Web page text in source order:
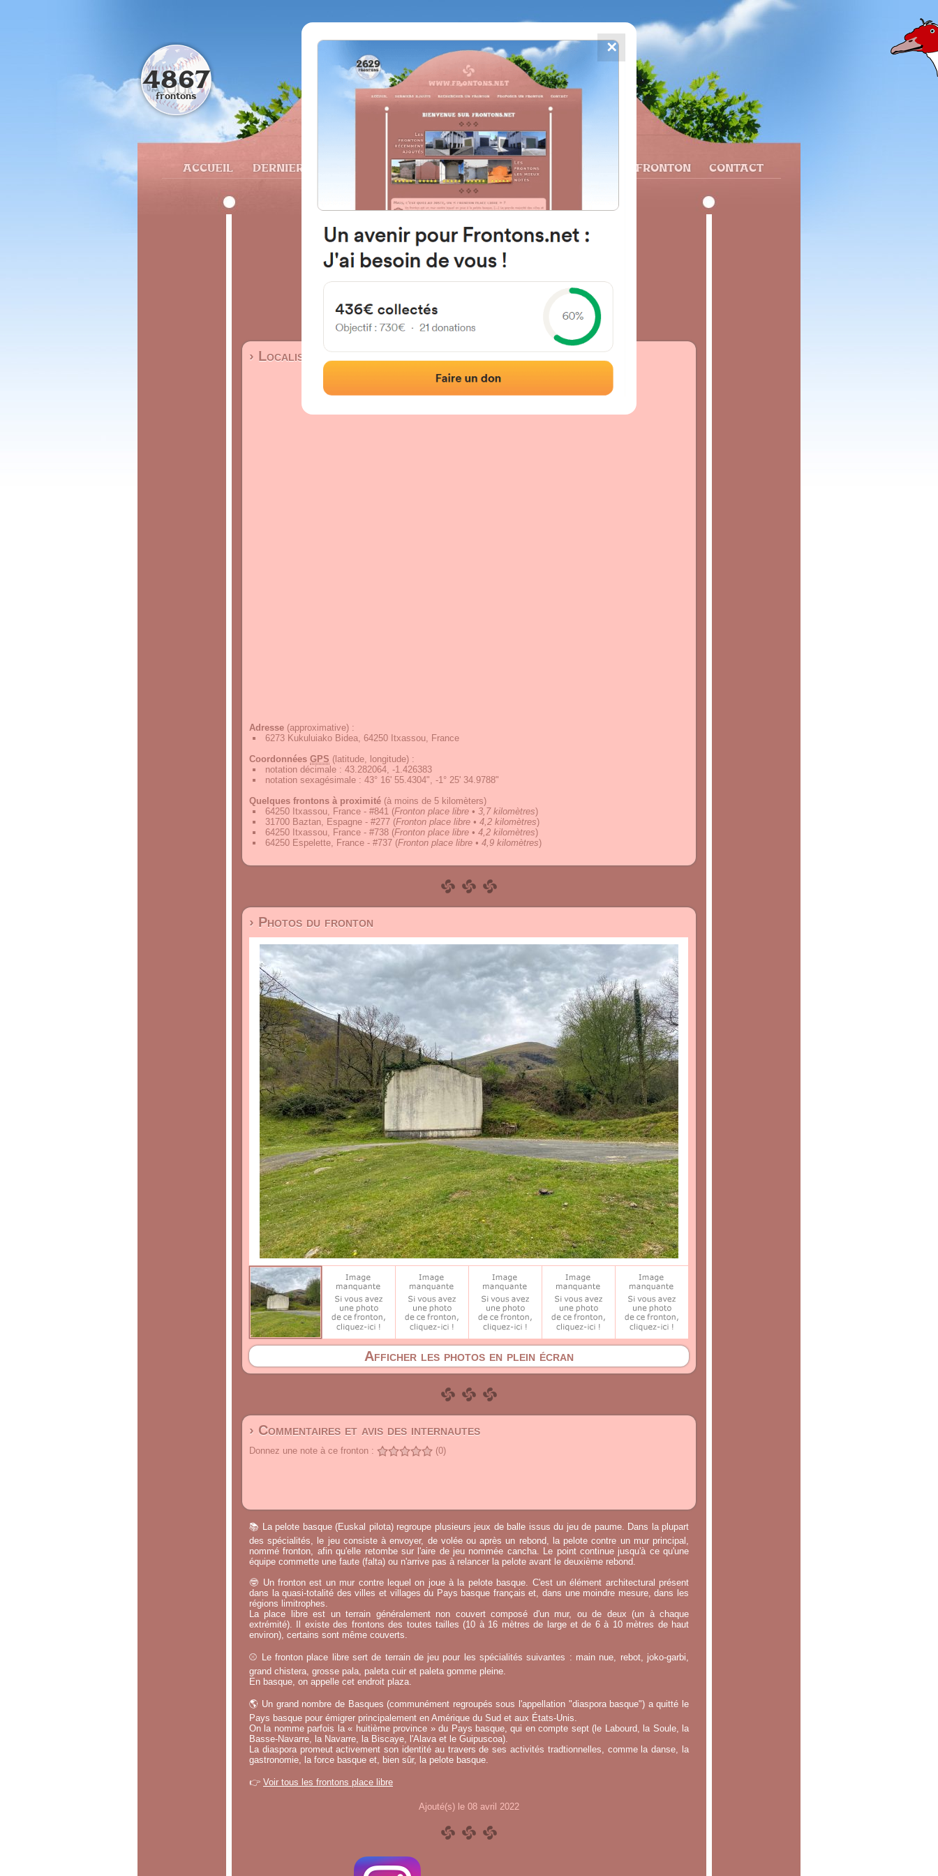
FRONTONS.NET
ACCUEIL DERNIERS AJOUTS RECHERCHER UN FRONTON PROPOSER UN FRONTON CONTACT
4867
frontons
64250 Itxassou, France
6273 Kukuluiako Bidea
#5527
Localisation|Photos|Commentaires et avis
› Localisation du fronton
Adresse (approximative) :
6273 Kukuluiako Bidea, 64250 Itxassou, France
Coordonnées GPS (latitude, longitude) :
notation décimale : 43.282064, -1.426383
notation sexagésimale : 43° 16' 55.4304", -1° 25' 34.9788"
Quelques frontons à proximité (à moins de 5 kilomèters)
64250 Itxassou, France - #841 (Fronton place libre • 3,7 kilomètres)
31700 Baztan, Espagne - #277 (Fronton place libre • 4,2 kilomètres)
64250 Itxassou, France - #738 (Fronton place libre • 4,2 kilomètres)
64250 Espelette, France - #737 (Fronton place libre • 4,9 kilomètres)
› Photos du fronton
Afficher les photos en plein écran
› Commentaires et avis des internautes
Donnez une note à ce fronton : (0)
📚 La pelote basque (Euskal pilota) regroupe plusieurs jeux de balle issus du jeu de paume. Dans la plupart
des spécialités, le jeu consiste à envoyer, de volée ou après un rebond, la pelote contre un mur principal,
nommé fronton, afin qu'elle retombe sur l'aire de jeu nommée cancha. Le point continue jusqu'à ce qu'une
équipe commette une faute (falta) ou n'arrive pas à relancer la pelote avant le deuxième rebond.
🤓 Un fronton est un mur contre lequel on joue à la pelote basque. C'est un élément architectural présent
dans la quasi-totalité des villes et villages du Pays basque français et, dans une moindre mesure, dans les
régions limitrophes.
La place libre est un terrain généralement non couvert composé d'un mur, ou de deux (un à chaque
extrémité). Il existe des frontons des toutes tailles (10 à 16 mètres de large et de 6 à 10 mètres de haut
environ), certains sont même couverts.
⚾ Le fronton place libre sert de terrain de jeu pour les spécialités suivantes : main nue, rebot, joko-garbi,
grand chistera, grosse pala, paleta cuir et paleta gomme pleine.
En basque, on appelle cet endroit plaza.
🌎 Un grand nombre de Basques (communément regroupés sous l'appellation "diaspora basque") a quitté le
Pays basque pour émigrer principalement en Amérique du Sud et aux États-Unis.
On la nomme parfois la « huitième province » du Pays basque, qui en compte sept (le Labourd, la Soule, la
Basse-Navarre, la Navarre, la Biscaye, l'Alava et le Guipuscoa).
La diaspora promeut activement son identité au travers de ses activités tradtionnelles, comme la danse, la
gastronomie, la force basque et, bien sûr, la pelote basque.
👉 Voir tous les frontons place libre
Ajouté(s) le 08 avril 2022
✕